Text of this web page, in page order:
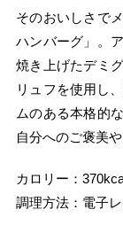
そのおいしさで
ハンバーグ」。
焼き上げたデミ
リュフを使用し
ムのある本格的
自分へのご褒美
カロリー：
調理方法：電子